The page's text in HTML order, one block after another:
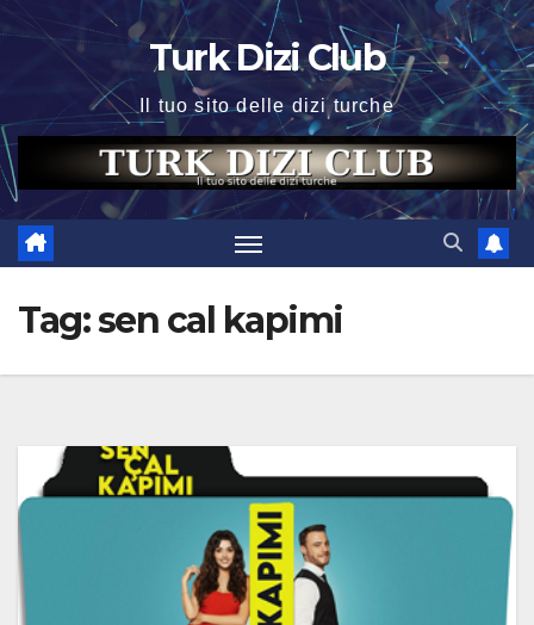
Turk Dizi Club
Il tuo sito delle dizi turche
Tag:sen cal kapimi